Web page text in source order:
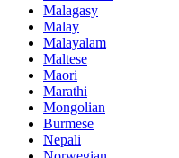
Malagasy
Malay
Malayalam
Maltese
Maori
Marathi
Mongolian
Burmese
Nepali